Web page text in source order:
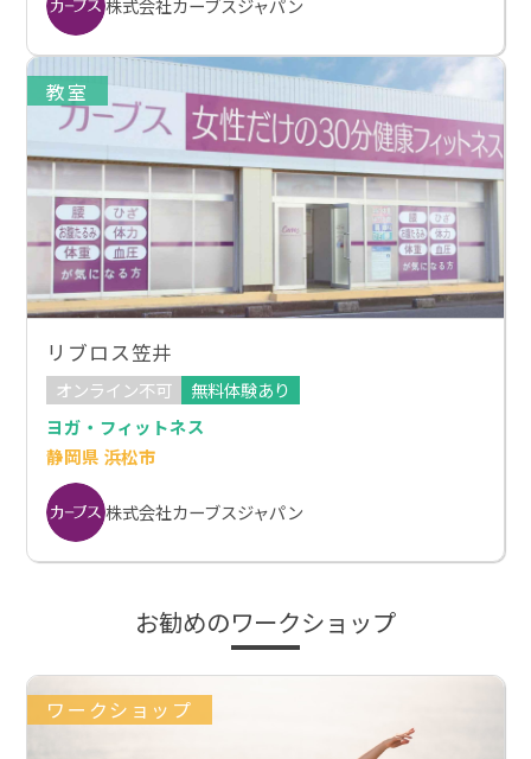
株式会社カーブスジャパン
教室
リブロス笠井
オンライン不可
無料体験あり
ヨガ・フィットネス
静岡県 浜松市
株式会社カーブスジャパン
お勧めのワークショップ
ワークショップ